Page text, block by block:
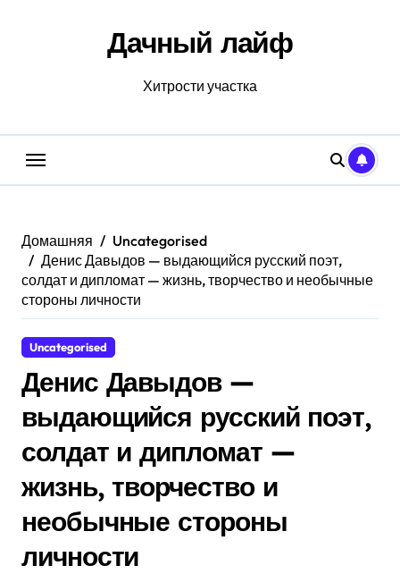
Дачный лайф
Хитрости участка
Домашняя
Uncategorised
Денис Давыдов — выдающийся русский поэт,
солдат и дипломат — жизнь, творчество и необычные
стороны личности
Uncategorised
Денис Давыдов —
выдающийся русский поэт,
солдат и дипломат —
жизнь, творчество и
необычные стороны
личности